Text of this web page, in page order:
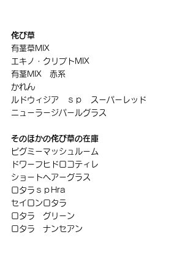
侘び草
有茎草MIX
エキノ・クリプトMIX
有茎MIX　赤系
かれん
ルドウィジア　ｓｐ　スーパーレッド
ニューラージパールグラス
そのほかの侘び草の在庫
ピグミーマッシュルーム
ドワーフヒドロコティレ
ショートヘアーグラス
ロタラｓｐHra
セイロンロタラ
ロタラ　グリーン
ロタラ　ナンセアン